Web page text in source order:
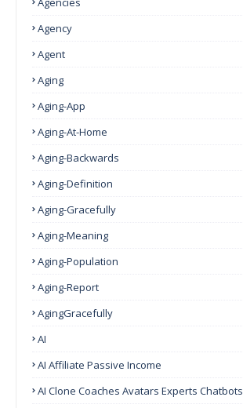
Agency
Agent
Aging
Aging-App
Aging-At-Home
Aging-Backwards
Aging-Definition
Aging-Gracefully
Aging-Meaning
Aging-Population
Aging-Report
AgingGracefully
AI
AI Affiliate Passive Income
AI Clone Coaches Avatars Experts Chatbots